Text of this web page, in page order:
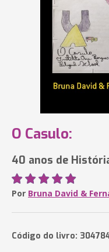
O Casulo:
40 anos de
Por Bruna David &
Código do livro: